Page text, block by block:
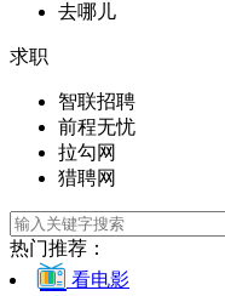
去哪儿
求职
智联招聘
前程无忧
拉勾网
猎聘网
热门推荐：
看电影